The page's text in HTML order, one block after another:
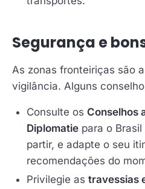
Segurança e
As zonas fronteiriças são
vigilância. Alguns
Consulte os Conselhos
Diplomatie para o
partir, e adapte o seu
recomendações do
Privilegie as travessias